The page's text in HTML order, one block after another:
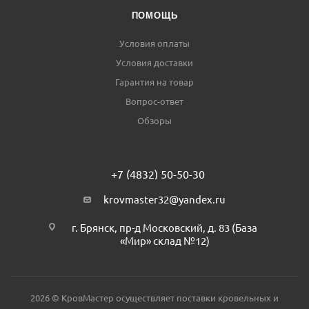
ПОМОЩЬ
Условия оплаты
Условия доставки
Гарантия на товар
Вопрос-ответ
Обзоры
+7 (4832) 50-50-30
krovmaster32@yandex.ru
г. Брянск, пр-д Московский, д. 83 (База
«Мир» склад №12)
2026 © КровМастер осуществляет поставки кровельных и